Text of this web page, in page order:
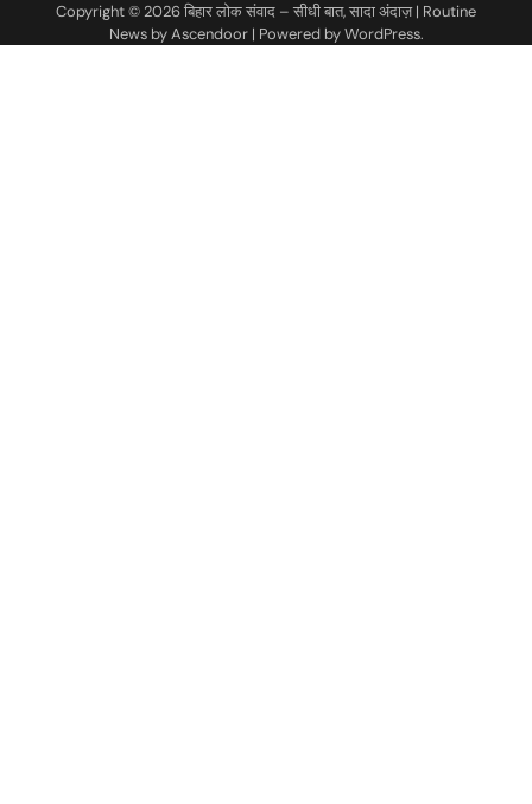
Copyright © 2026बिहार लोक संवाद – सीधी बात, सादा अंदाज़| Routine
News byAscendoor| Powered byWordPress.